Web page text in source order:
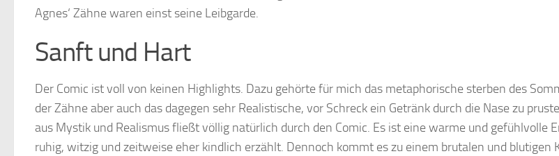
Agnes‘ Zähne waren einst seine Leibgarde.
Sanft und Hart
Der Comic ist voll von keinen Highlights. Dazu gehörte für mich das metaphorische sterben des
der Zähne aber auch das dagegen sehr Realistische, vor Schreck ein Getränk durch die Nase zu
aus Mystik und Realismus fließt völlig natürlich durch den Comic. Es ist eine warme und gefühlvolle
ruhig, witzig und zeitweise eher kindlich erzählt. Dennoch kommt es zu einem brutalen und blutigen